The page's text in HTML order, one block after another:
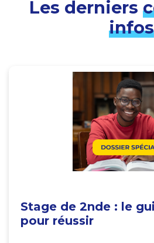
Les derniers
infos
Stage de 2nde : le
pour réussir